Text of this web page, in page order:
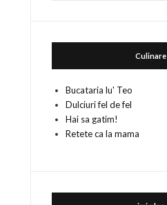
Culinare
Bucataria lu' Teo
Dulciuri fel de fel
Hai sa gatim!
Retete ca la mama